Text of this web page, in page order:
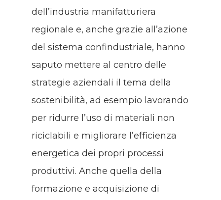
dell’industria manifatturiera
regionale e, anche grazie all’azione
del sistema confindustriale, hanno
saputo mettere al centro delle
strategie aziendali il tema della
sostenibilità, ad esempio lavorando
per ridurre l’uso di materiali non
riciclabili e migliorare l’efficienza
energetica dei propri processi
produttivi. Anche quella della
formazione e acquisizione di